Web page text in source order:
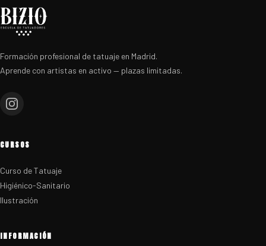
Formación profesional de tatuaje en Madrid.
Aprende con artistas en activo — plazas limitadas.
CURSOS
Curso de Tatuaje
Higiénico-Sanitario
Ilustración
INFORMACIÓN